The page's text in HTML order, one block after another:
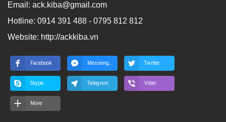
Email: ack.kiba@gmail.com
Hotline: 0914 391 488 - 0795 812 812
Website: http://ackkiba.vn
Facebook Messenger Twitter
Skype Telegram Viber
More